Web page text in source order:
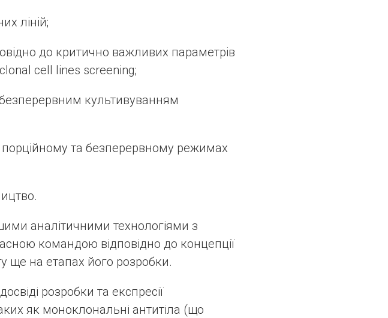
ліній;
до критично важливих параметрів
cell lines screening;
культивуванням
порційному та безперервному режимах
аналітичними технологіями з
командою відповідно до концепції
ще на етапах його розробки.
розробки та експресії
як моноклональні антитіла (що